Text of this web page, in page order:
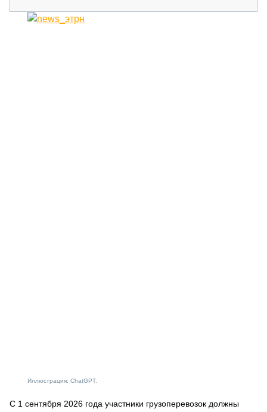
Иллюстрация: ChatGPT.
С 1 сентября 2026 года участники грузоперевозок должны